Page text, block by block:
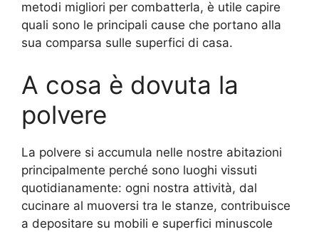
metodi migliori per combatterla, è utile capire
quali sono le principali cause che portano alla
sua comparsa sulle superfici di casa.
A cosa è dovuta la
polvere
La polvere si accumula nelle nostre abitazioni
principalmente perché sono luoghi vissuti
quotidianamente: ogni nostra attività, dal
cucinare al muoversi tra le stanze, contribuisce
a depositare su mobili e superfici minuscole